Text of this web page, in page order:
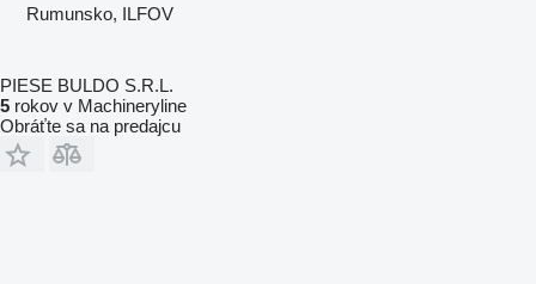
Rumunsko, ILFOV
PIESE BULDO S.R.L.
5 rokov v Machineryline
Obráťte sa na predajcu